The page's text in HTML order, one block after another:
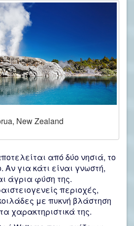
New Zealand
από δύο νησιά, το
Αν για κάτι είναι γνωστή,
άγρια φύση της.
περιοχές,
με πυκνή βλάστηση
χαρακτηριστικά της.